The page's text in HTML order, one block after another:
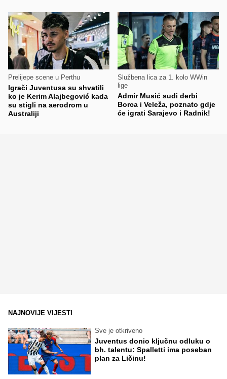
Prelijepe scene u Perthu
Igrači Juventusa su shvatili
ko je Kerim Alajbegović kada
su stigli na aerodrom u
Australiji
Službena lica za 1. kolo WWin
lige
Admir Musić sudi derbi
Borca i Veleža, poznato gdje
će igrati Sarajevo i Radnik!
NAJNOVIJE VIJESTI
Sve je otkriveno
Juventus donio ključnu odluku o
bh. talentu: Spalletti ima poseban
plan za Ličinu!